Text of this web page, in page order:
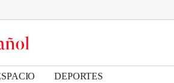
DEPORTES